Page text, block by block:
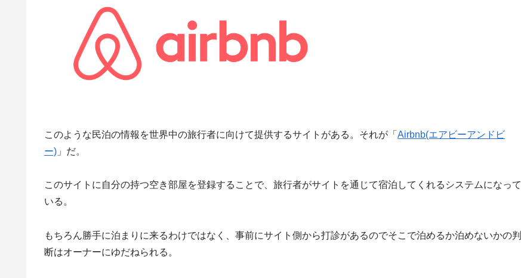
このような民泊の情報を世界中の旅行者に向けて提供するサイトがある。それが「 Airbnb(エアビーアンドビ
ー) 」だ。
このサイトに自分の持つ空き部屋を登録することで、旅行者がサイトを通じて宿泊してくれるシステムになって
いる。
もちろん勝手に泊まりに来るわけではなく、事前にサイト側から打診があるのでそこで泊めるか泊めないかの判
断はオーナーにゆだねられる。